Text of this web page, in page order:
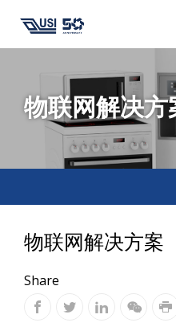
物联网解决方
物联网解决方案
Share